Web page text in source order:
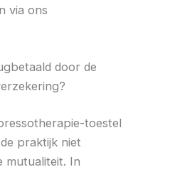
via ons
door de
toestel
praktijk niet
mutualiteit. In